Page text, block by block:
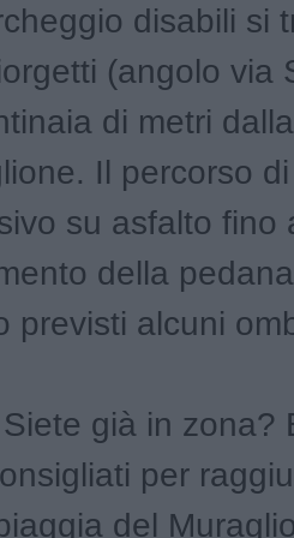
disabili si
(angolo via
di metri
Il percorso
su asfalto fino
della
previsti alcuni
già in zona?
per
del